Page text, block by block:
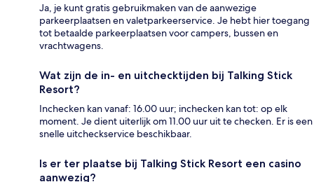
Ja, je kunt gratis gebruikmaken van de aanwezige
parkeerplaatsen en valetparkeerservice. Je hebt hier toegang
tot betaalde parkeerplaatsen voor campers, bussen en
vrachtwagens.
Wat zijn de in- en uitchecktijden bij Talking Stick
Resort?
Inchecken kan vanaf: 16.00 uur; inchecken kan tot: op elk
moment. Je dient uiterlijk om 11.00 uur uit te checken. Er is een
snelle uitcheckservice beschikbaar.
Is er ter plaatse bij Talking Stick Resort een casino
aanwezig?